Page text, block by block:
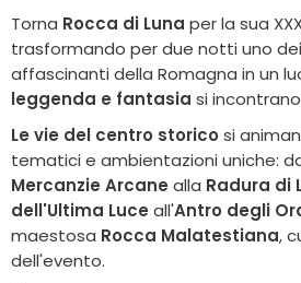
Torna Rocca di Luna per la sua
trasformando per due notti uno
affascinanti della Romagna in un
leggenda e fantasia si
Le vie del centro storico si
tematici e ambientazioni uniche:
Mercanzie Arcane alla Radura di
dell'Ultima Luce all'Antro degli
maestosa Rocca Malatestiana,
dell'evento.